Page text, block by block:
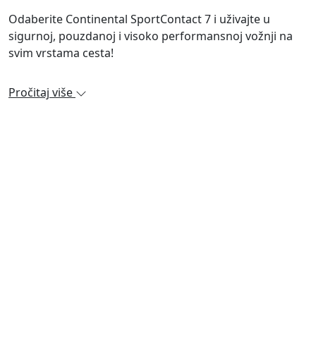
Odaberite Continental SportContact 7 i uživajte u
sigurnoj, pouzdanoj i visoko performansnoj vožnji na
svim vrstama cesta!
Pročitaj više